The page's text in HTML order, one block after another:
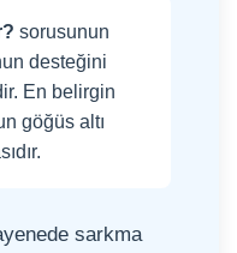
sorusunun
desteğini
En belirgin
göğüs altı
sarkma